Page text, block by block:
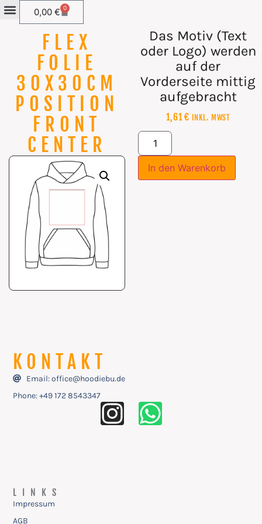
0,00 € 0
FLEX
FOLIE
30X30CM
POSITION
FRONT
CENTER
Das Motiv (Text
oder Logo) werden
auf der
Vorderseite mittig
aufgebracht
1,61€ INKL. MWST
In den Warenkorb
LINKS
Impressum
AGB
KONTAKT
Email: office@hoodiebu.de
Phone: ‭+49 172 8543347